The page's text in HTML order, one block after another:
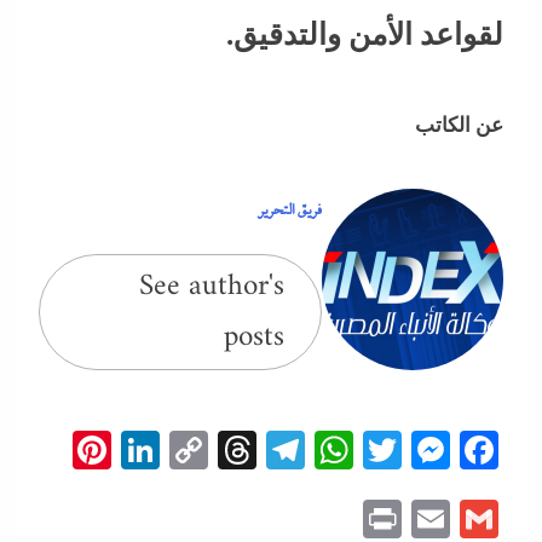
لقواعد الأمن والتدقيق.
عن الكاتب
فريق التحرير
See author's
posts
Facebook
Messenger
Twitter
WhatsApp
Telegram
Threads
Copy
Gmail
Email